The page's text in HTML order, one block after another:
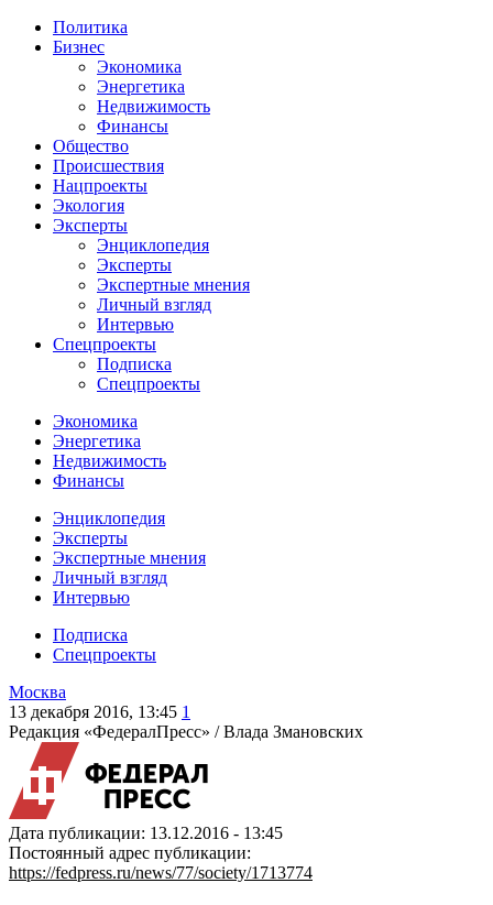
Политика
Бизнес
Экономика
Энергетика
Недвижимость
Финансы
Общество
Происшествия
Нацпроекты
Экология
Эксперты
Энциклопедия
Эксперты
Экспертные мнения
Личный взгляд
Интервью
Спецпроекты
Подписка
Спецпроекты
Экономика
Энергетика
Недвижимость
Финансы
Энциклопедия
Эксперты
Экспертные мнения
Личный взгляд
Интервью
Подписка
Спецпроекты
Москва
13 декабря 2016, 13:45 1
Редакция «ФедералПресс» /Влада Змановских
Дата публикации: 13.12.2016 - 13:45
Постоянный адрес публикации:
https://fedpress.ru/news/77/society/1713774